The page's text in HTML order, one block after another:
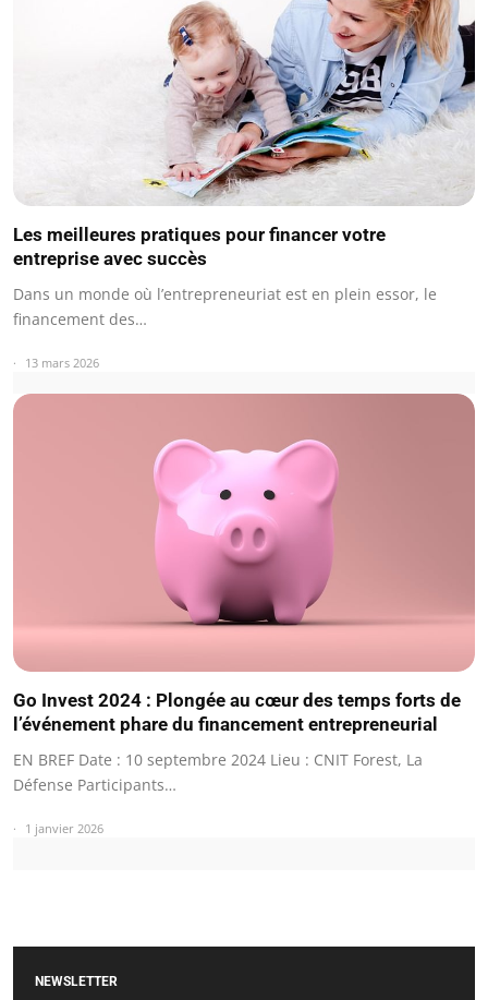
Les meilleures pratiques pour financer votre
entreprise avec succès
Dans un monde où l’entrepreneuriat est en plein essor, le
financement des…
13 mars 2026
Go Invest 2024 : Plongée au cœur des temps forts de
l’événement phare du financement entrepreneurial
EN BREF Date : 10 septembre 2024 Lieu : CNIT Forest, La
Défense Participants…
1 janvier 2026
NEWSLETTER